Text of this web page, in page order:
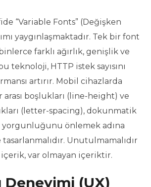
“Variable Fonts” (Değişken
yaygınlaşmaktadır. Tek bir font
farklı ağırlık, genişlik ve
teknoloji, HTTP istek sayısını
artırır. Mobil cihazlarda
arası boşlukları (line-height) ve
(letter-spacing), dokunmatik
yorgunluğunu önlemek adına
Unutulmamalıdır
var olmayan içeriktir.
Deneyimi (UX)